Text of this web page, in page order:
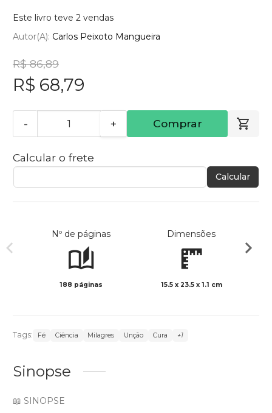
Este livro teve 2 vendas
Autor(a): Carlos Peixoto Mangueira
R$ 86,89
R$ 68,79
- + Comprar
Calcular o frete
Calcular
Nº de páginas
188 páginas
Dimensões
15.5 x 23.5 x 1.1 cm
Tags: Fé Ciência Milagres Unção Cura +1
Sinopse
📖 SINOPSE